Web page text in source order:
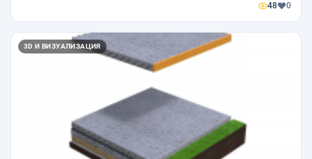
48 0
3D И ВИЗУАЛИЗАЦИЯ